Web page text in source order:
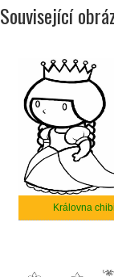
Související
Královna chibi